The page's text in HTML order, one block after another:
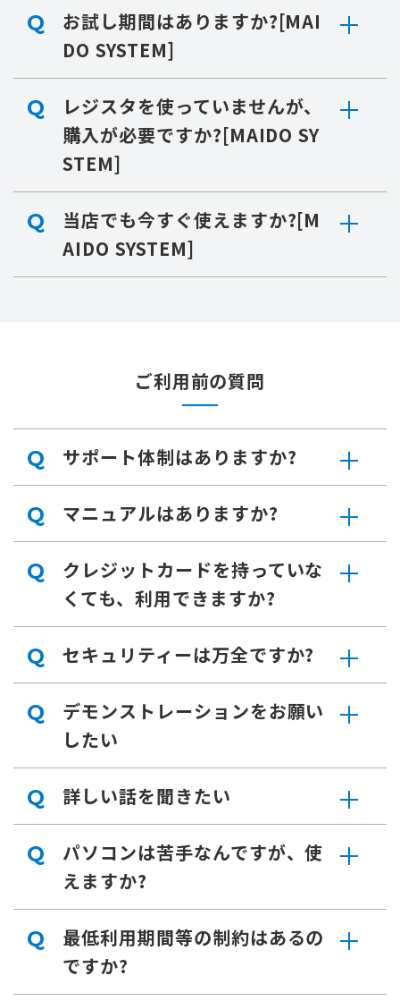
Q
お試し期間はありますか?[MAI
DO SYSTEM]
Q
レジスタを使っていませんが、
購入が必要ですか?[MAIDO SY
STEM]
Q
当店でも今すぐ使えますか?[M
AIDO SYSTEM]
ご利用前の質問
Q サポート体制はありますか?
Q マニュアルはありますか?
Q
クレジットカードを持っていな
くても、利用できますか?
Q セキュリティーは万全ですか?
Q
デモンストレーションをお願い
したい
Q 詳しい話を聞きたい
Q
パソコンは苦手なんですが、使
えますか?
Q
最低利用期間等の制約はあるの
ですか?